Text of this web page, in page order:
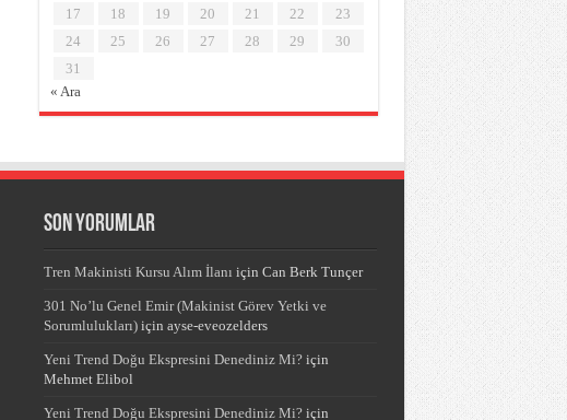
17
18 19 20 21 22
23
24
25 26 27 28 29
30
31
« Ara
Son yorumlar
Tren Makinisti Kursu Alım İlanı için Can Berk Tunçer
301 No’lu Genel Emir (Makinist Görev Yetki ve
Sorumlulukları)için ayse-eveozelders
Yeni Trend Doğu Ekspresini Denediniz Mi?için
Mehmet Elibol
Yeni Trend Doğu Ekspresini Denediniz Mi?için